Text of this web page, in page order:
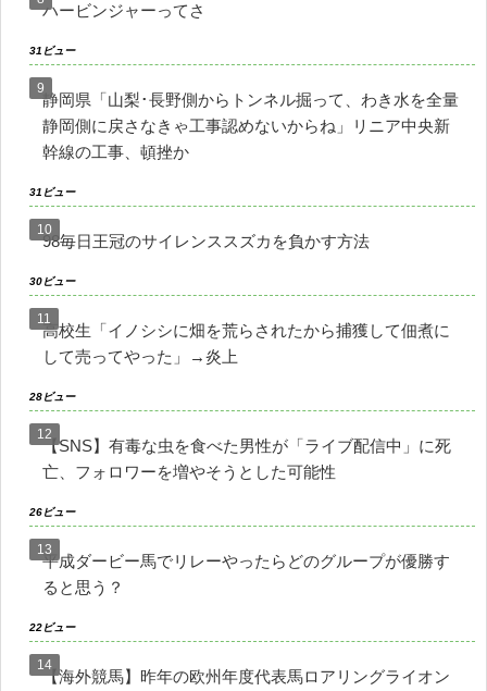
ハービンジャーってさ
31ビュー
静岡県「山梨･長野側からトンネル掘って、わき水を全量
静岡側に戻さなきゃ工事認めないからね」リニア中央新
幹線の工事、頓挫か
31ビュー
98毎日王冠のサイレンススズカを負かす方法
30ビュー
高校生「イノシシに畑を荒らされたから捕獲して佃煮に
して売ってやった」→炎上
28ビュー
【SNS】有毒な虫を食べた男性が「ライブ配信中」に死
亡、フォロワーを増やそうとした可能性
26ビュー
平成ダービー馬でリレーやったらどのグループが優勝す
ると思う？
22ビュー
【海外競馬】昨年の欧州年度代表馬ロアリングライオン